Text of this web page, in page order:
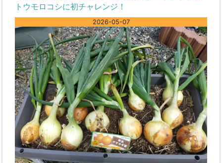
トウモロコシに初チャレンジ！
2026-05-07